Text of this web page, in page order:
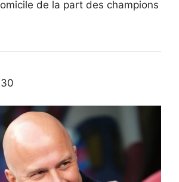
de la part des champions